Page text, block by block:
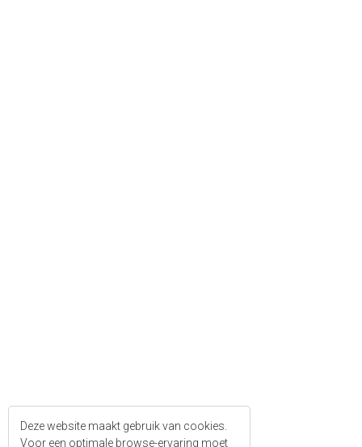
Deze website maakt gebruik van cookies.
Voor een optimale browse-ervaring moet